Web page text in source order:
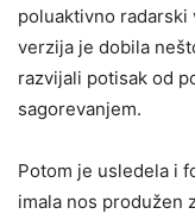
poluaktivno
verzija je dobila
razvijali potisak od
sagorevanjem.
Potom je usledela i
imala nos produžen